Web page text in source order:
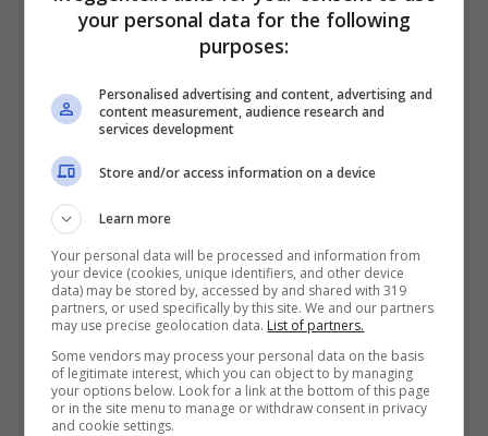
Iscriviti gratis al canale
pronostici esclusivi e in
tempo reale su
Pronostico Klimarnock-
Celtic: arriva il secondo
sorriso
your personal data for the following
purposes:
Personalised advertising and content, advertising and
content measurement, audience research and
services development
Store and/or access information on a device
Learn more
Your personal data will be processed and information from
your device (cookies, unique identifiers, and other device
data) may be stored by, accessed by and shared with 319
partners, or used specifically by this site. We and our partners
may use precise geolocation data. List of partners.
Some vendors may process your personal data on the basis
of legitimate interest, which you can object to by managing
your options below. Look for a link at the bottom of this page
or in the site menu to manage or withdraw consent in privacy
and cookie settings.